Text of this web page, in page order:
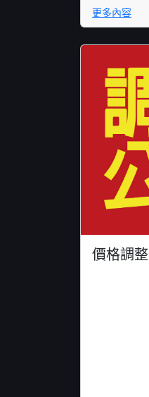
更多內容
價格調